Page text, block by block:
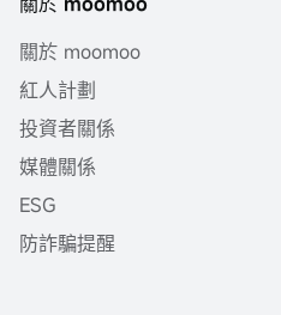
關於 moomoo
紅人計劃
投資者關係
媒體關係
ESG
防詐騙提醒